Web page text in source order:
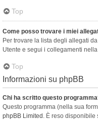
Top
Come posso trovare i miei
Per trovare la lista degli allegati
Utente e segui i collegamenti
Top
Informazioni su phpBB
Chi ha scritto questo
Questo programma (nella sua
phpBB Limited . È reso disponibile